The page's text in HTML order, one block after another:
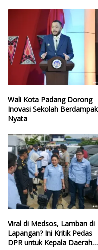
Wali Kota Padang Dorong
Inovasi Sekolah Berdampak
Nyata
Viral di Medsos, Lamban di
Lapangan? Ini Kritik Pedas
DPR untuk Kepala Daerah